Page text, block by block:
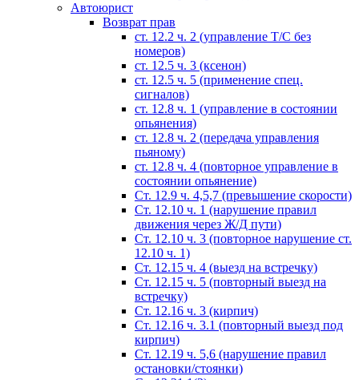
Автоюрист
Возврат прав
ст. 12.2 ч. 2 (управление Т/С без
номеров)
ст. 12.5 ч. 3 (ксенон)
ст. 12.5 ч. 5 (применение спец.
сигналов)
cт. 12.8 ч. 1 (управление в состоянии
опьянения)
ст. 12.8 ч. 2 (передача управления
пьяному)
ст. 12.8 ч. 4 (повторное управление в
состоянии опьянение)
Ст. 12.9 ч. 4,5,7 (превышение скорости)
Ст. 12.10 ч. 1 (нарушение правил
движения через Ж/Д пути)
Ст. 12.10 ч. 3 (повторное нарушение ст.
12.10 ч. 1)
Ст. 12.15 ч. 4 (выезд на встречку)
Ст. 12.15 ч. 5 (повторный выезд на
встречку)
Ст. 12.16 ч. 3 (кирпич)
Ст. 12.16 ч. 3.1 (повторный выезд под
кирпич)
Ст. 12.19 ч. 5,6 (нарушение правил
остановки/стоянки)